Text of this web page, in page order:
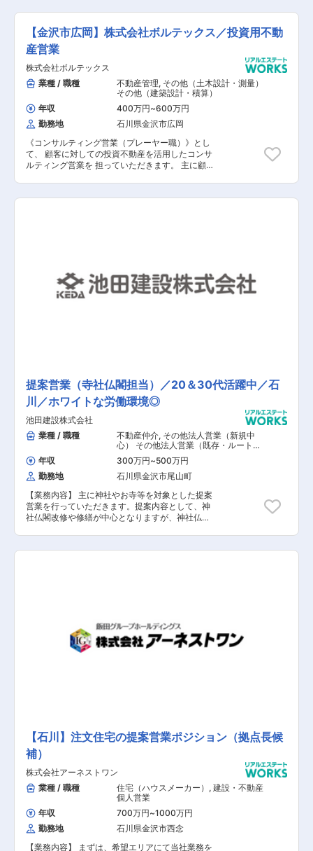
づくり/資格祝金最大200万円 ～頑張りが評価・
給与反映される環境／1棟完工あたりのインセン
ティブあり／追い風◎売上成長率No.1のハウスメ
ーカー～ ■はたらく環境： 2010年に設立され、
事業発展を続けてきた当社。社員1人1人が会社を
つくっていくという気概の元働いています。積極
的なチャレンジも推奨しており、1人1人が意見を
言いやすい社風です。また、「家族の支え、理解
があってこそ、楽しく仕事ができる」という社長
の考えもあり、自分の仕事や、どんな方々と働い
ているのかということを理解してもらう、日ごろ
パートナー企業、家族も参加できる社内イベント
を実施しています。春には野球大会、バーベキュ
ー、夏には家族キャンプ、社員旅行と盛り沢山の
イベントで社員全員が楽しんでます。 また、勤務
ールでご連絡。物件情報をヒアリングしたうえ
で、現地調査のアポイントを取ります。 ■現地調
査、査定額の提示・調整 物件まで足を運び、自分
の目で状態をチェックします。総合的に判断し、
査定額を決定してお客様へ提示します。 ■売買契
約の締結 お客様にご納得いただけたら、買い取り
に関する契約を結びます。 ■不動産のバリューア
ップ 権利調整やリフォームなど、あらゆる方法を
駆使して、不動産の価値を高めます。 ■販売活動
販売活動は自社販売、仲介業者経由等営業マンが
決定します。物件情報サイトにアップする情報を
揃えたり、仲介業者に物件を提案します。 ■販売
契約～引き渡し 販売先となるお客様が見つかった
ら、契約書の作成、契約締結などの事務手続きを
進め、権利移転の手続き、金銭の授受を行い取引
が完了します。 【会社概要】 ＜「空き家ゼロ」
ったいなさ」と同時に、事業成長の可能性を感
じ、訳あり不動産の買取再販事業を始めました。
これからも、深刻化する空き家問題を解消し、
いたお問い合わせに対して提案をする営業手法で
す。AlbaLinkは、テレビCMをはじめとし、オウ
ンドメディアでの情報発信やリスティング広告な
ど、幅広い手法で自社の認知を高める施策を行っ
ているため、全国各地からお問い合わせをいただ
いています。 オンライン施策では、4つの自社オ
ウンドメディアの運用やメディアのSEO対策、リ
スティング広告などを実施。オフライン施策では
折り込みチラシやテレビCM、ラジオCM、メディ
ア取材の獲得などを実施しています。 様々なチャ
ネルでの集客施策が功を奏し、2024年の年間問
い合わせ数は14,050件、一人あたりの平均受電数
は30件となり、順調に数字を伸ばしています。
などの業務は、会社もしくは部署ごとに分業され
【金沢市広岡】株式会社ボルテックス／投資用不動
産営業
株式会社ボルテックス
業種 / 職種
不動産管理, その他（土木設計・測量）
その他（建築設計・積算）
年収
400万円~600万円
勤務地
石川県金沢市広岡
《コンサルティング営業（プレーヤー職）》とし
て、 顧客に対しての投資不動産を活用したコンサ
ルティング営業を 担っていただきます。 主に顧
投資用不動産のご提案を お任せいたします。 ご
お電話でのアプローチ ■以前に商談をしたことの
ある企業への再アプローチ（電話・訪問）
提案営業（寺社仏閣担当）／20＆30代活躍中／石
川／ホワイトな労働環境◎
池田建設株式会社
業種 / 職種
不動産仲介, その他法人営業（新規中
心） その他法人営業（既存・ルートセ
ールス中心） その他代理店営業・パー
トナーセールス その他個人営業 その他
海外営業
年収 300万円~500万円
勤務地
石川県金沢市尾山町
【業務内容】 主に神社やお寺等を対象とした提案
営業を行っていただきます。提案内容として、神
社仏閣改修や修繕が中心となりますが、神社仏閣
両方を担って頂きます。現地での修繕のサポート
けている同社にて、提案営業（神社仏閣）の募集
となります。同社は100周年に向けてより多くの
人材を求めており、積極採用中となります。
【石川】注文住宅の提案営業ポジション（拠点長候
補）
株式会社アーネストワン
業種 / 職種
住宅（ハウスメーカー） , 建設・不動産
個人営業
年収
700万円~1000万円
勤務地
石川県金沢市西念
【業務内容】 まずは、希望エリアにて当社業務を